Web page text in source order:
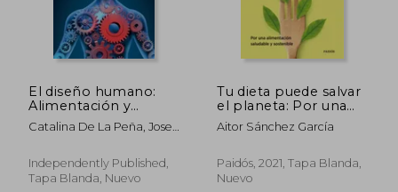
El diseño humano:
Alimentación y
hábitos para
recuperar tu salud
Catalina De La Peña, Jose
Independently Published,
Tapa Blanda, Nuevo
Tu dieta puede salvar
el planeta: Por una
alimentación sana y
sostenible
Aitor Sánchez García
Paidós, 2021, Tapa Blanda,
Nuevo